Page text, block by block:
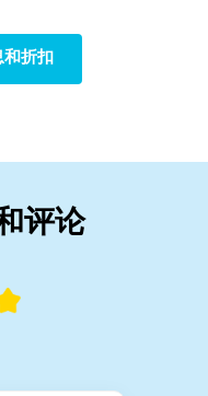
折扣
评论